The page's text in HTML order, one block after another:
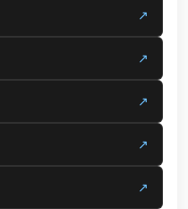
↗
↗
↗
↗
↗